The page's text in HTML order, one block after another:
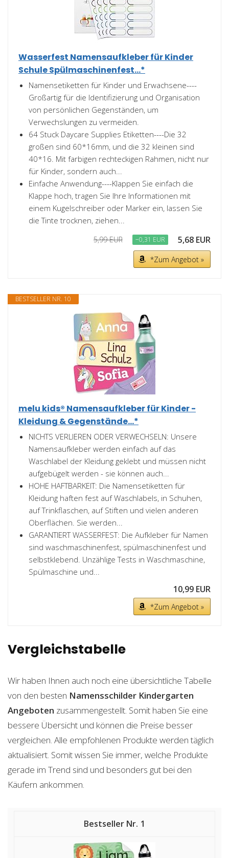
Wasserfest Namensaufkleber für Kinder
Schule Spülmaschinenfest...*
Namensetiketten für Kinder und Erwachsene----
Großartig für die Identifizierung und Organisation
von persönlichen Gegenständen, um
Verwechslungen zu vermeiden.
64 Stuck Daycare Supplies Etiketten----Die 32
großen sind 60*16mm, und die 32 kleinen sind
40*16. Mit farbigen rechteckigen Rahmen, nicht nur
für Kinder, sondern auch...
Einfache Anwendung----Klappen Sie einfach die
Klappe hoch, tragen Sie Ihre Informationen mit
einem Kugelschreiber oder Marker ein, lassen Sie
die Tinte trocknen, ziehen...
5,99 EUR −0,31 EUR 5,68 EUR
*Zum Angebot »
BESTSELLER NR. 10
melu kids® Namensaufkleber für Kinder -
Kleidung & Gegenstände...*
NICHTS VERLIEREN ODER VERWECHSELN: Unsere
Namensaufkleber werden einfach auf das
Waschlabel der Kleidung geklebt und müssen nicht
aufgebügelt werden - sie können auch...
HOHE HAFTBARKEIT: Die Namensetiketten für
Kleidung haften fest auf Waschlabels, in Schuhen,
auf Trinkflaschen, auf Stiften und vielen anderen
Oberflächen. Sie werden...
GARANTIERT WASSERFEST: Die Aufkleber für Namen
sind waschmaschinenfest, spülmaschinenfest und
selbstklebend. Unzählige Tests in Waschmaschine,
Spülmaschine und...
10,99 EUR
*Zum Angebot »
Vergleichstabelle
Wir haben Ihnen auch noch eine übersichtliche Tabelle
von den besten Namensschilder Kindergarten
Angeboten zusammengestellt. Somit haben Sie eine
bessere Übersicht und können die Preise besser
vergleichen. Alle empfohlenen Produkte werden täglich
aktualisiert. Somit wissen Sie immer, welche Produkte
gerade im Trend sind und besonders gut bei den
Käufern ankommen.
1